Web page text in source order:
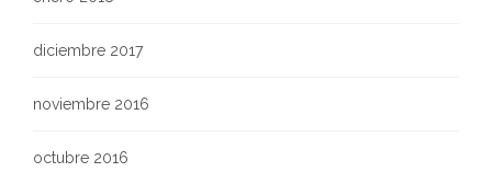
diciembre 2017
noviembre 2016
octubre 2016